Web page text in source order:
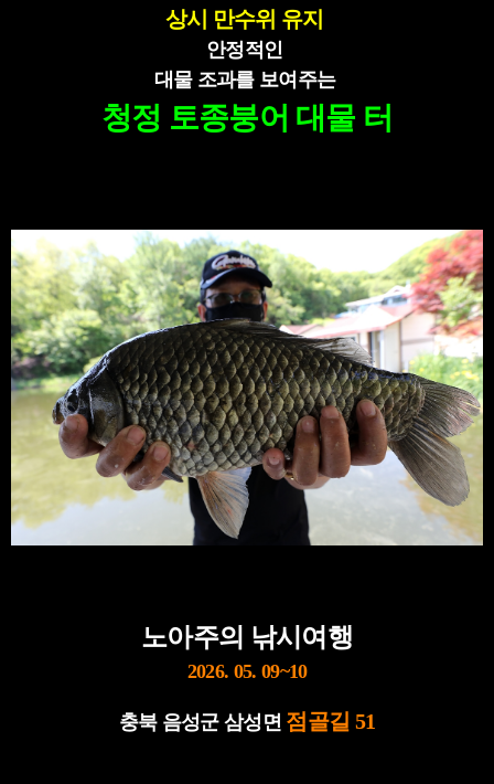
상시 만수위 유지
안정적인
대물 조과를 보여주는
청정 토종붕어 대물 터
노아주의 낚시여행
2026. 05. 09~10
충북 음성군 삼성면 점골길 51